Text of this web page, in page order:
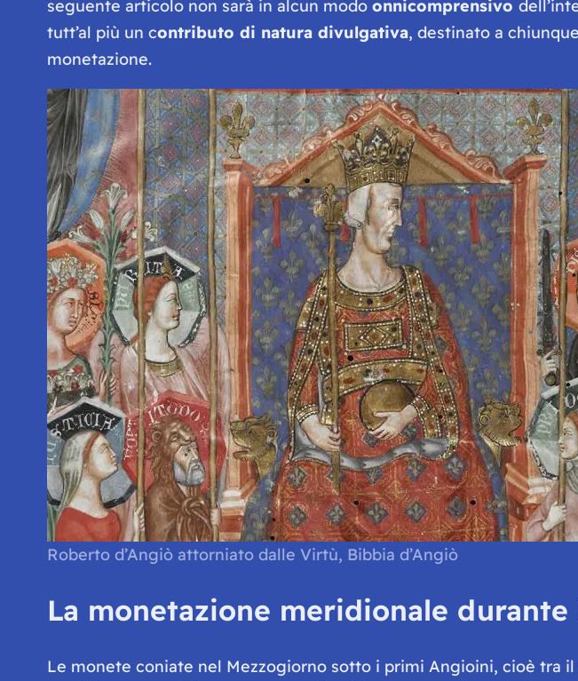
seguente articolo non sarà in alcun modo onnicomprensivo
tutt’al più un contributo di natura divulgativa, destinato a
monetazione.
Roberto d’Angiò attorniato dalle Virtù, Bibbia d’Angiò
La monetazione meridionale
Le monete coniate nel Mezzogiorno sotto i primi Angioini, cioè tra